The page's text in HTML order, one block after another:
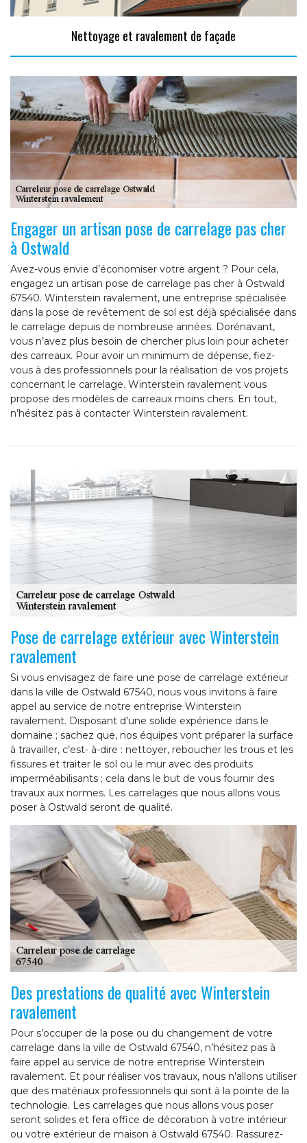
Nettoyage et ravalement de façade
Engager un artisan pose de carrelage pas cher
à Ostwald
Avez-vous envie d’économiser votre argent ? Pour cela,
engagez un artisan pose de carrelage pas cher à Ostwald
67540. Winterstein ravalement, une entreprise spécialisée
dans la pose de revêtement de sol est déjà spécialisée dans
le carrelage depuis de nombreuse années. Dorénavant,
vous n’avez plus besoin de chercher plus loin pour acheter
des carreaux. Pour avoir un minimum de dépense, fiez-
vous à des professionnels pour la réalisation de vos projets
concernant le carrelage. Winterstein ravalement vous
propose des modèles de carreaux moins chers. En tout,
n’hésitez pas à contacter Winterstein ravalement.
Pose de carrelage extérieur avec Winterstein
ravalement
Si vous envisagez de faire une pose de carrelage extérieur
dans la ville de Ostwald 67540, nous vous invitons à faire
appel au service de notre entreprise Winterstein
ravalement. Disposant d’une solide expérience dans le
domaine ; sachez que, nos équipes vont préparer la surface
à travailler, c’est- à-dire : nettoyer, reboucher les trous et les
fissures et traiter le sol ou le mur avec des produits
imperméabilisants ; cela dans le but de vous fournir des
travaux aux normes. Les carrelages que nous allons vous
poser à Ostwald seront de qualité.
Des prestations de qualité avec Winterstein
ravalement
Pour s’occuper de la pose ou du changement de votre
carrelage dans la ville de Ostwald 67540, n’hésitez pas à
faire appel au service de notre entreprise Winterstein
ravalement. Et pour réaliser vos travaux, nous n’allons utiliser
que des matériaux professionnels qui sont à la pointe de la
technologie. Les carrelages que nous allons vous poser
seront solides et fera office de décoration à votre intérieur
ou votre extérieur de maison à Ostwald 67540. Rassurez-